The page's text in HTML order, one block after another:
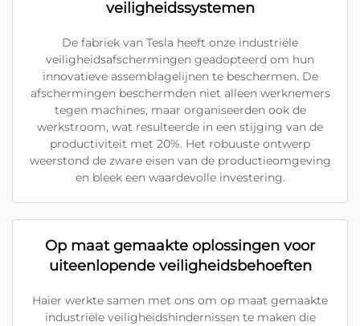
veiligheidssystemen
De fabriek van Tesla heeft onze industriële
veiligheidsafschermingen geadopteerd om hun
innovatieve assemblagelijnen te beschermen. De
afschermingen beschermden niet alleen werknemers
tegen machines, maar organiseerden ook de
werkstroom, wat resulteerde in een stijging van de
productiviteit met 20%. Het robuuste ontwerp
weerstond de zware eisen van de productieomgeving
en bleek een waardevolle investering.
Op maat gemaakte oplossingen voor
uiteenlopende veiligheidsbehoeften
Haier werkte samen met ons om op maat gemaakte
industriële veiligheidshindernissen te maken die